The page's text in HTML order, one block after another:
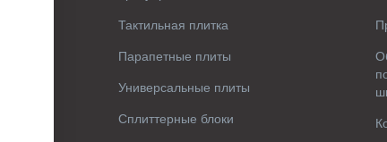
Тактильная плитка
Парапетные плиты
Универсальные плиты
Сплиттерные блоки